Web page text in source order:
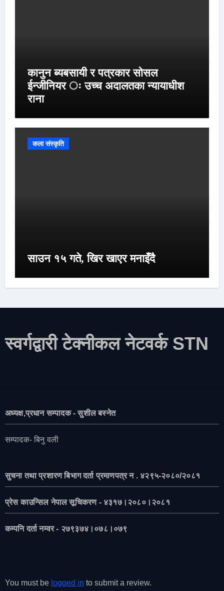
कानुन ब्यबसायी र पत्रकार सोसल
ईन्जीनियर ः उच्च अदालतका न्यायाधीश
राना
कला संस्कृति
साउन १५ गते, खिर खाएर मनाइँदै
स्वर्गद्वारी टेक्नीकल नेटवर्क STN
अध्यक्ष,प्रधान सम्पादक - सुशील बस्नेत
सम्पादक- बिनु वली
सुचना तथा प्रशारण बिभाग दर्ता प्रमाणपत्र न . ४२९५-२०८०/२०८१
प्रेस काउन्सिल नेपाल सूचिकरण - ४३१७।२०८०।२०८१
कम्पनि दर्ता नम्वर - २७९३७४।०७८।०७९
You must be logged in to submit a review.